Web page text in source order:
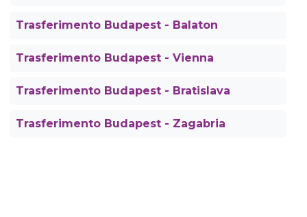
Trasferimento Budapest - Balaton
Trasferimento Budapest - Vienna
Trasferimento Budapest - Bratislava
Trasferimento Budapest - Zagabria